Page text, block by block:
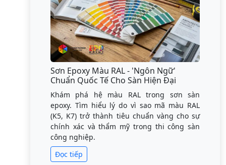
Sơn Epoxy Màu RAL - 'Ngôn Ngữ'
Chuẩn Quốc Tế Cho Sàn Hiện Đại
Khám phá hệ màu RAL trong sơn sàn
epoxy. Tìm hiểu lý do vì sao mã màu RAL
(K5, K7) trở thành tiêu chuẩn vàng cho sự
chính xác và thẩm mỹ trong thi công sàn
công nghiệp.
Đọc tiếp